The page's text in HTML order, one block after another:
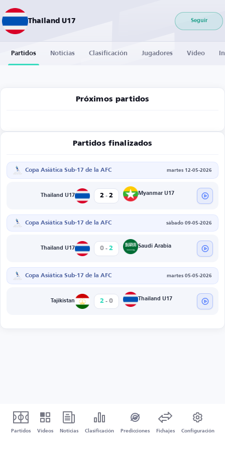
Thailand U17 Seguir
Partidos Noticias Clasificación Jugadores Vídeo
Próximos partidos
Partidos finalizados
Copa Asiática Sub-17 de la AFC martes 12-05-2026
Thailand U17 2 - 2 Myanmar U17
Copa Asiática Sub-17 de la AFC sábado 09-05-2026
Thailand U17 0 - 2 Saudi Arabia
Copa Asiática Sub-17 de la AFC martes 05-05-2026
Tajikistan 2 - 0 Thailand U17
Partidos Vídeos Noticias Clasificación Predicciones Fichajes Configuración